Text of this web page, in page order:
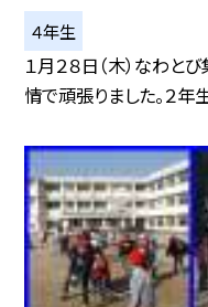
４年生
１月２８日（木）なわと
情で頑張りました。２年